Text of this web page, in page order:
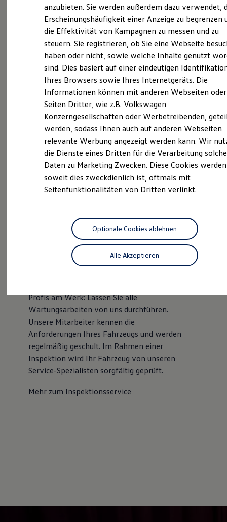
VW Connect für Ihren Transporter/Caravelle
VW Connect für Ihren Amarok
VW Connect für andere Modelle
Fleet Interface Data
Multistop Pathfinder
Übersicht Software Updates
Digitales Bordbuch
Fahrerassistenz- und Sicherheitssysteme
Kontrollleuchten
Kurzfahrprofile und Ölverdünnung
Batterieverordnung
XTL-Dieselkraftstoff
Ersatzteile und Betriebsflüssigkeiten
Original Zubehör und Lifestyle Produkte
myVolkswagen
myVolkswagen Business
Elektrisch & Autonom
Unser Ansatz
Reichweitensimulator
Ladezeitensimulator
Ladelösungen für Privatkunden
Ladelösungen für Gewerbekunden
Wallbox und Ladekabel
Bidirektionales Laden
Fördermöglichkeiten für Gewerbekunden
Kostensimulator
Autonomes Fahren
Mehr zum ID. Buzz
Online Beratung
California Welt
California Club
California Magazin & Ratgeber
Vanlife
Ratgeber
California Reisen & Erlebnisse
Unsere Leistungenim
Überblick
Service
UnsereService
Leistungen
Profis am Werk: Lassen Sie alle
Wartungsarbeiten von uns durchführen.
Unsere Mitarbeiter kennen die
Anforderungen Ihres Fahrzeugs und werden
regelmäßig geschult. Im Rahmen einer
Inspektion wird Ihr Fahrzeug von unseren
Service-Spezialisten sorgfältig geprüft.
Mehr zum Inspektionsservice
anzubieten. Sie werden außerdem dazu verwendet,
Erscheinungshäufigkeit einer Anzeige zu begrenzen
die Effektivität von Kampagnen zu messen und zu
steuern. Sie registrieren, ob Sie eine Webseite
haben oder nicht, sowie welche Inhalte genutzt
sind. Dies basiert auf einer eindeutigen
Ihres Browsers sowie Ihres Internetgeräts. Die
Informationen können mit anderen Webseiten oder
Seiten Dritter, wie z.B. Volkswagen
Konzerngesellschaften oder Werbetreibenden,
werden, sodass Ihnen auch auf anderen Webseiten
relevante Werbung angezeigt werden kann. Wir
die Dienste eines Dritten für die Verarbeitung
Daten zu Marketing Zwecken. Diese Cookies
soweit dies zweckdienlich ist, oftmals mit
Seitenfunktionalitäten von Dritten verlinkt.
Alle Akzeptieren
Optionale Cookies ablehnen